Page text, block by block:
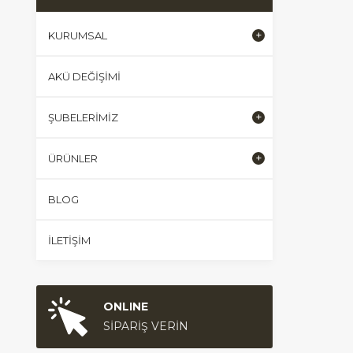
KURUMSAL
AKÜ DEĞIŞIMI
ŞUBELERIMIZ
ÜRÜNLER
BLOG
İLETIŞIM
ONLINE
SİPARİŞ VERİN